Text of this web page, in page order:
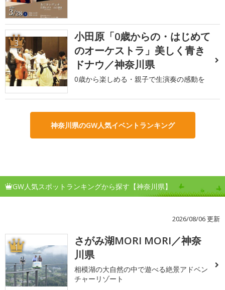
3
小田原「0歳からの・はじめて
のオーケストラ」美しく青き
ドナウ／神奈川県
0歳から楽しめる・親子で生演奏の感動を
神奈川県のGW人気イベントランキング
GW人気スポットランキングから探す【神奈川県】
2026/08/06 更新
1
さがみ湖MORI MORI／神奈
川県
相模湖の大自然の中で遊べる絶景アドベン
チャーリゾート